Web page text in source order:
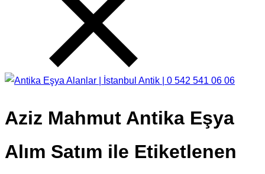
Aziz Mahmut Antika Eşya
Alım Satım ile Etiketlenen